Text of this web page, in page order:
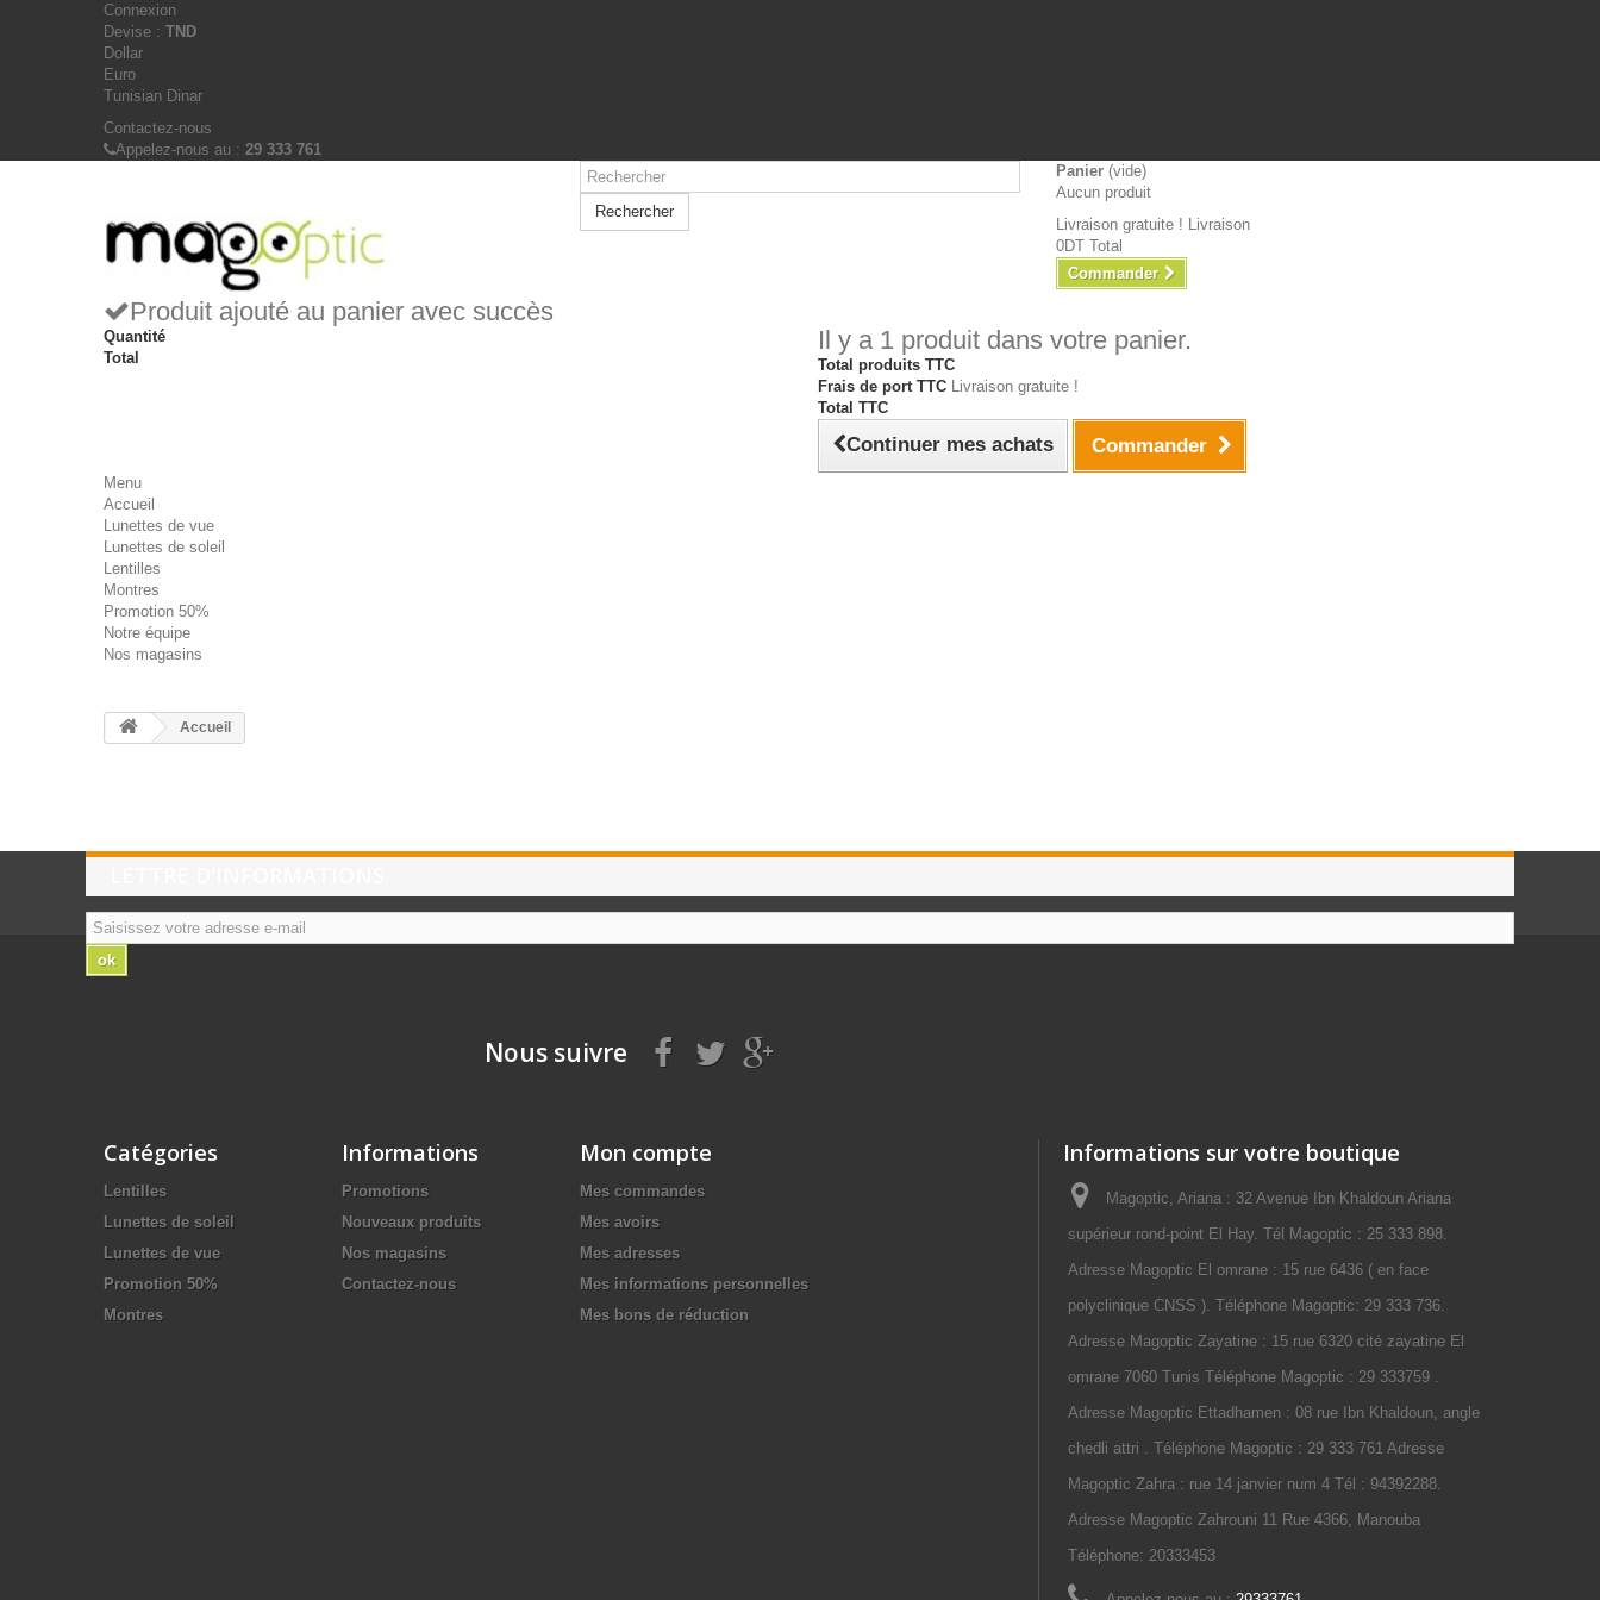
Connexion
Devise : TND
Dollar
Euro
Tunisian Dinar
Contactez-nous
Appelez-nous au : 29 333 761
Rechercher
Panier (vide)
Aucun produit
Livraison gratuite ! Livraison
0DT Total
Commander
Produit ajouté au panier avec succès
Quantité
Total
Il y a 1 produit dans votre panier.
Total produits TTC
Frais de port TTC Livraison gratuite !
Total TTC
Continuer mes achats Commander
Menu
Accueil
Lunettes de vue
Lunettes de soleil
Lentilles
Montres
Promotion 50%
Notre équipe
Nos magasins
Accueil
ok
Nous suivre
Catégories
Lentilles
Lunettes de soleil
Lunettes de vue
Promotion 50%
Montres
Informations
Promotions
Nouveaux produits
Nos magasins
Contactez-nous
Mon compte
Mes commandes
Mes avoirs
Mes adresses
Mes informations personnelles
Mes bons de réduction
Informations sur votre boutique
Magoptic, Ariana : 32 Avenue Ibn Khaldoun Ariana
supérieur rond-point El Hay. Tél Magoptic : 25 333 898.
Adresse Magoptic El omrane : 15 rue 6436 ( en face
polyclinique CNSS ). Téléphone Magoptic: 29 333 736.
Adresse Magoptic Zayatine : 15 rue 6320 cité zayatine El
omrane 7060 Tunis Téléphone Magoptic : 29 333759 .
Adresse Magoptic Ettadhamen : 08 rue Ibn Khaldoun, angle
chedli attri . Téléphone Magoptic : 29 333 761 Adresse
Magoptic Zahra : rue 14 janvier num 4 Tél : 94392288.
Adresse Magoptic Zahrouni 11 Rue 4366, Manouba
Téléphone: 20333453